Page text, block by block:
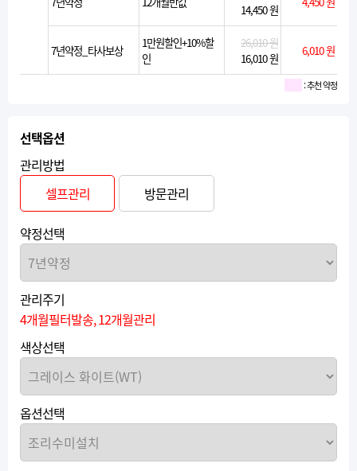
14,450 원
7년약정_타사보상
1만원할인+10%할
인
26,010 원
16,010 원
6,010 원
: 추천 약정
선택옵션
관리방법
셀프관리
방문관리
약정선택
관리주기
4개월필터발송, 12개월관리
색상선택
옵션선택